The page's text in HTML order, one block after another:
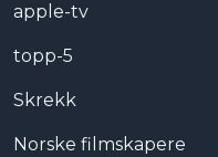
apple-tv
topp-5
Skrekk
Norske filmskapere